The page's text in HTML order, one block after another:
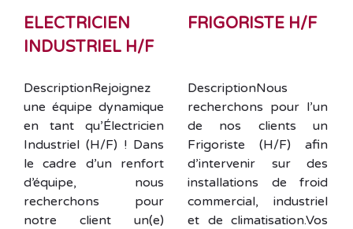
ELECTRICIEN
INDUSTRIEL H/F
DescriptionRejoignez
une équipe dynamique
en tant qu’Électricien
Industriel (H/F) ! Dans
le cadre d’un renfort
d’équipe, nous
recherchons pour
notre client un(e)
FRIGORISTE H/F
DescriptionNous
recherchons pour l’un
de nos clients un
Frigoriste (H/F) afin
d’intervenir sur des
installations de froid
commercial, industriel
et de climatisation.Vos